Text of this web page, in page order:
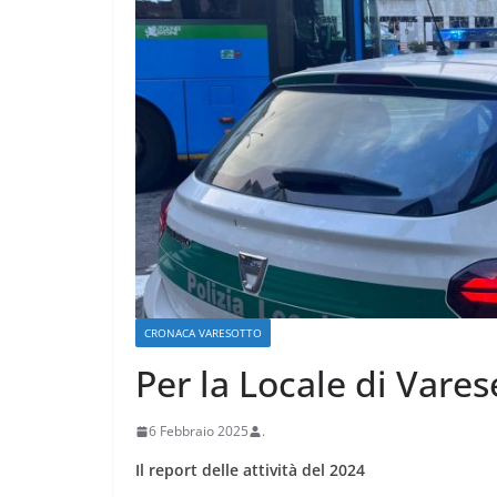
CRONACA VARESOTTO
Per la Locale di
6 Febbraio 2025 .
Il report delle attività del 2024
CRONACA VARESOTTO
Stalle roventi,
28 Luglio 2026 .